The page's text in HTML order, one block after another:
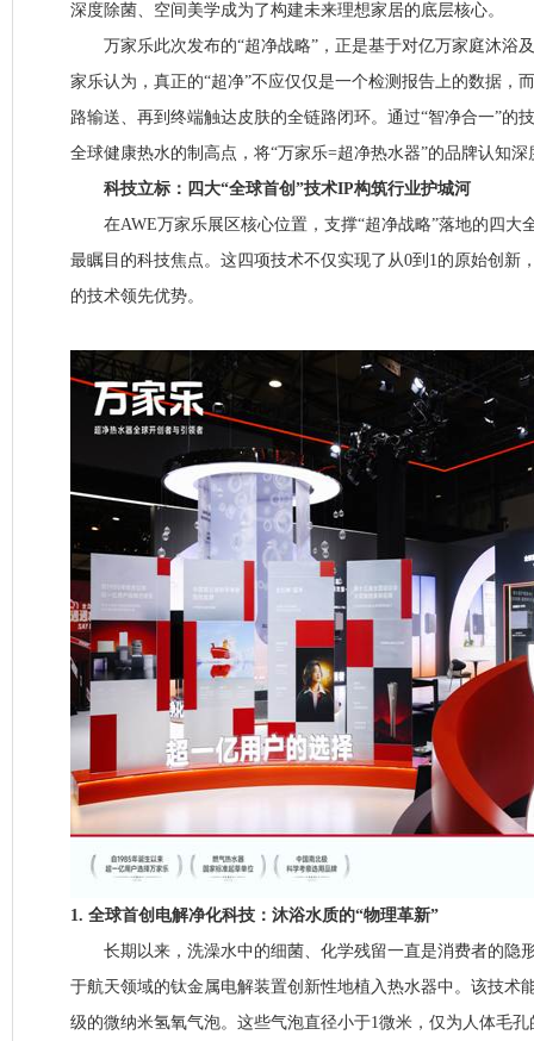
深度除菌、空间美学成为了构建未来理想家居的底层核心。
万家乐此次发布的“超净战略”，正是基于对亿万家庭沐浴
家乐认为，真正的“超净”不应仅仅是一个检测报告上的数据，
路输送、再到终端触达皮肤的全链路闭环。通过“智净合一”的
全球健康热水的制高点，将“万家乐=超净热水器”的品牌认知
科技立标：四大“全球首创”技术IP构筑行业护城河
在AWE万家乐展区核心位置，支撑“超净战略”落地的四大
最瞩目的科技焦点。这四项技术不仅实现了从0到1的原始创新
的技术领先优势。
1. 全球首创电解净化科技：沐浴水质的“物理革新”
长期以来，洗澡水中的细菌、化学残留一直是消费者的隐
于航天领域的钛金属电解装置创新性地植入热水器中。该技术
级的微纳米氢氧气泡。这些气泡直径小于1微米，仅为人体毛